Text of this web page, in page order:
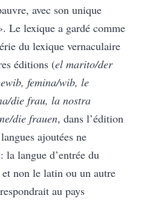
avec son unique
Le lexique a gardé comme
du lexique vernaculaire
éditions (el marito/der
femina/wib, le
die frau, la nostra
die frauen, dans l’édition
ajoutées ne
langue d’entrée du
non le latin ou un autre
au pays